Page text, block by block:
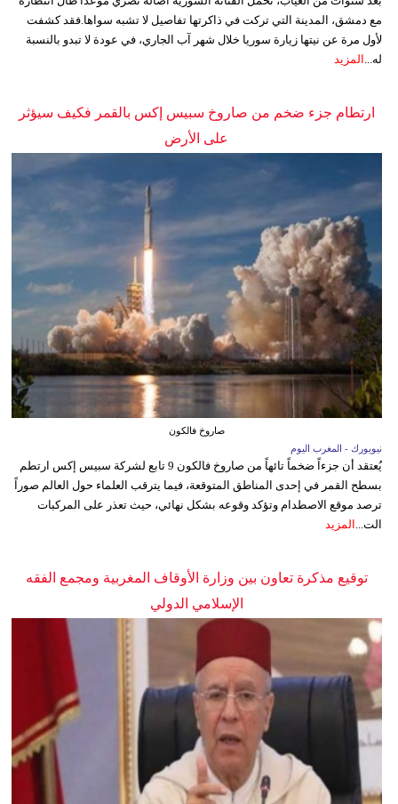
مع دمشق، المدينة التي تركت في ذاكرتها تفاصيل لا تشبه سواها.فقد كشفت
لأول مرة عن نيتها زيارة سوريا خلال شهر آب الجاري، في عودة لا تبدو بالنسبة
له...
المزيد
ارتطام جزء ضخم من صاروخ سبيس إكس بالقمر فكيف سيؤثر
على الأرض
صاروخ فالكون
نيويورك - المغرب اليوم
يُعتقد أن جزءاً ضخماً تائهاً من صاروخ فالكون 9 تابع لشركة سبيس إكس ارتطم
بسطح القمر في إحدى المناطق المتوقعة، فيما يترقب العلماء حول العالم صوراً
ترصد موقع الاصطدام وتؤكد وقوعه بشكل نهائي، حيث تعذر على المركبات
الت... المزيد
توقيع مذكرة تعاون بين وزارة الأوقاف المغربية ومجمع الفقه
الإسلامي الدولي